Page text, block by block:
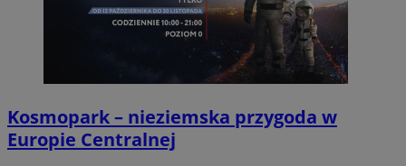
Kosmopark – nieziemska przygoda w
Europie Centralnej